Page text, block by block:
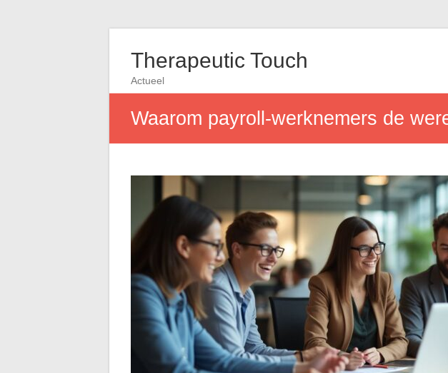
Therapeutic Touch
Actueel
Waarom payroll-werknemers de